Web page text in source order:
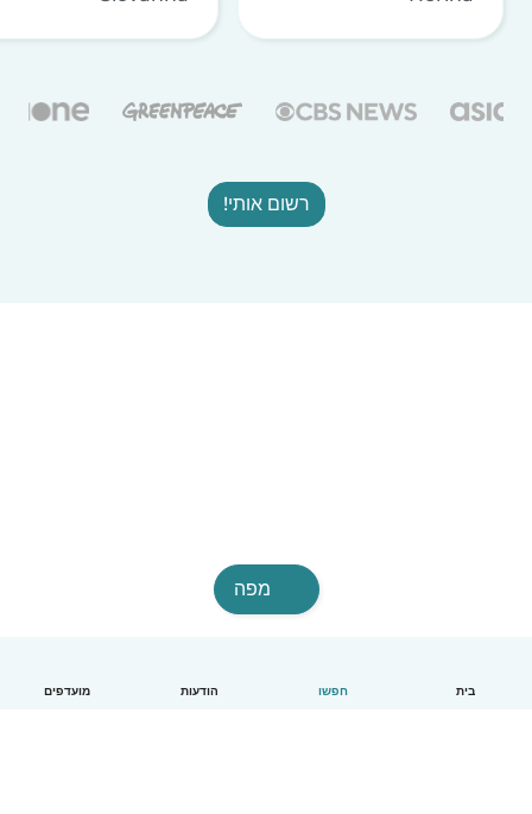
בית חפשו הודעות מועדפים
רשום אותי!
מפה